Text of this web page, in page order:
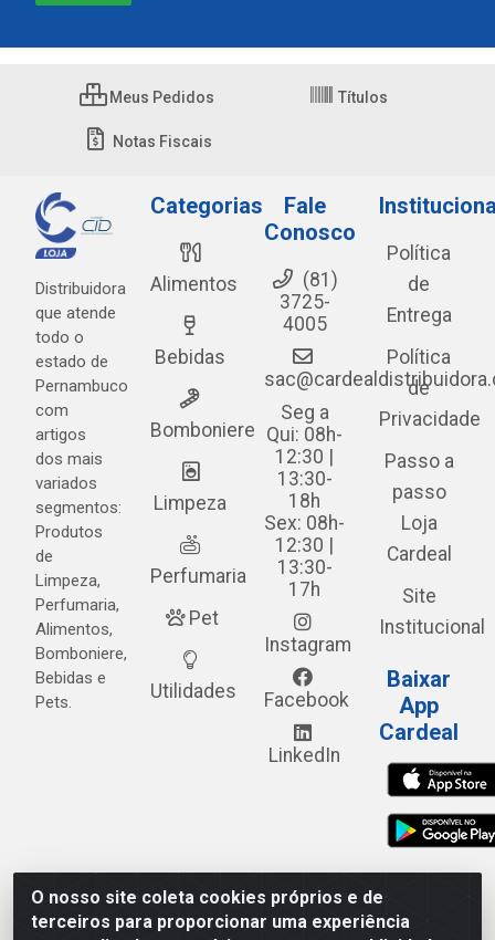
O nosso site coleta cookies próprios e de
terceiros para proporcionar uma experiência
Meus Pedidos Títulos
Notas Fiscais
Distribuidora
que atende
todo o
estado de
Pernambuco
com
artigos
dos mais
variados
segmentos:
Produtos
de
Limpeza,
Perfumaria,
Alimentos,
Bomboniere,
Bebidas e
Pets.
Categorias
Alimentos
Bebidas
Bomboniere
Limpeza
Perfumaria
Pet
Utilidades
Fale
Conosco
(81)
3725-
4005
Seg a
Qui: 08h-
12:30 |
13:30-
18h
Sex: 08h-
12:30 |
13:30-
17h
Instagram
Facebook
LinkedIn
Política
de
Entrega
Política
de
Privacidade
Passo a
passo
Loja
Cardeal
Site
Institucional
Baixar
App
Cardeal
Cardeal Distribuidora - Estrada Alto do Moura, 582 - Alto
do Moura - Caruaru/PE - CEP 55.040-120 - CNPJ